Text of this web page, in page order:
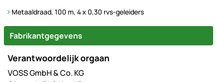
Metaaldraad, 100 m, 4 x 0,30 rvs-geleiders
Fabrikantgegevens
Verantwoordelijk orgaan
VOSS GmbH & Co. KG